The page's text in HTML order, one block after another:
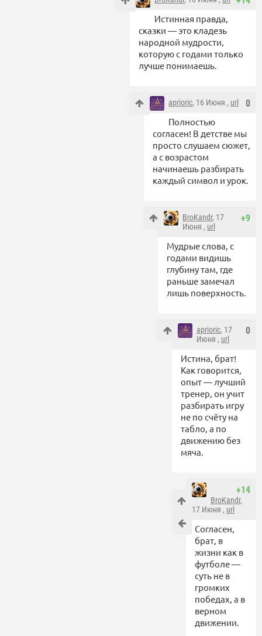
Истинная правда,
сказки — это кладезь
народной мудрости,
которую с годами только
лучше понимаешь.
0
aprioric, 16 Июня , url
Полностью
согласен! В детстве мы
просто слушаем сюжет,
а с возрастом
начинаешь разбирать
каждый символ и урок.
+9
BroKandr, 17
Июня , url
Мудрые слова, с
годами видишь
глубину там, где
раньше замечал
лишь поверхность.
0
aprioric, 17
Июня , url
Истина, брат!
Как говорится,
опыт — лучший
тренер, он учит
разбирать игру
не по счёту на
табло, а по
движению без
мяча.
+14
BroKandr,
17 Июня , url
Согласен,
брат, в
жизни как в
футболе —
суть не в
громких
победах, а в
верном
движении.